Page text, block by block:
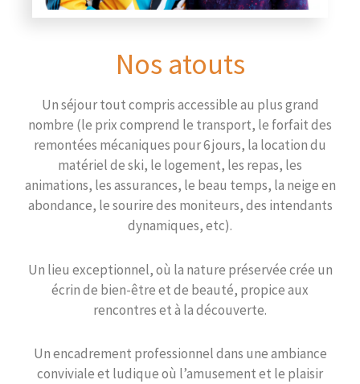
Nos atouts
Un séjour tout compris accessible au plus grand
nombre (le prix comprend le transport, le forfait des
remontées mécaniques pour 6 jours, la location du
matériel de ski, le logement, les repas, les
animations, les assurances, le beau temps, la neige en
abondance, le sourire des moniteurs, des intendants
dynamiques, etc).
Un lieu exceptionnel, où la nature préservée crée un
écrin de bien-être et de beauté, propice aux
rencontres et à la découverte.
Un encadrement professionnel dans une ambiance
conviviale et ludique où l’amusement et le plaisir